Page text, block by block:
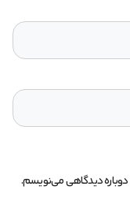
دوباره دیدگاهی می‌نویسم.